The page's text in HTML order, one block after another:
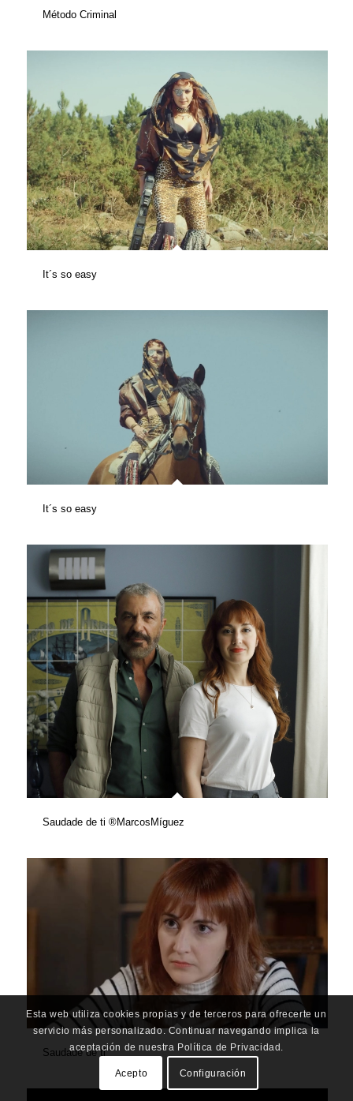
Método Criminal
It´s so easy
It´s so easy
Saudade de ti ®MarcosMíguez
Saudade de ti
Esta web utiliza cookies propias y de terceros para ofrecerte un
servicio más personalizado. Continuar navegando implica la
aceptación de nuestra Política de Privacidad.
Acepto Configuración